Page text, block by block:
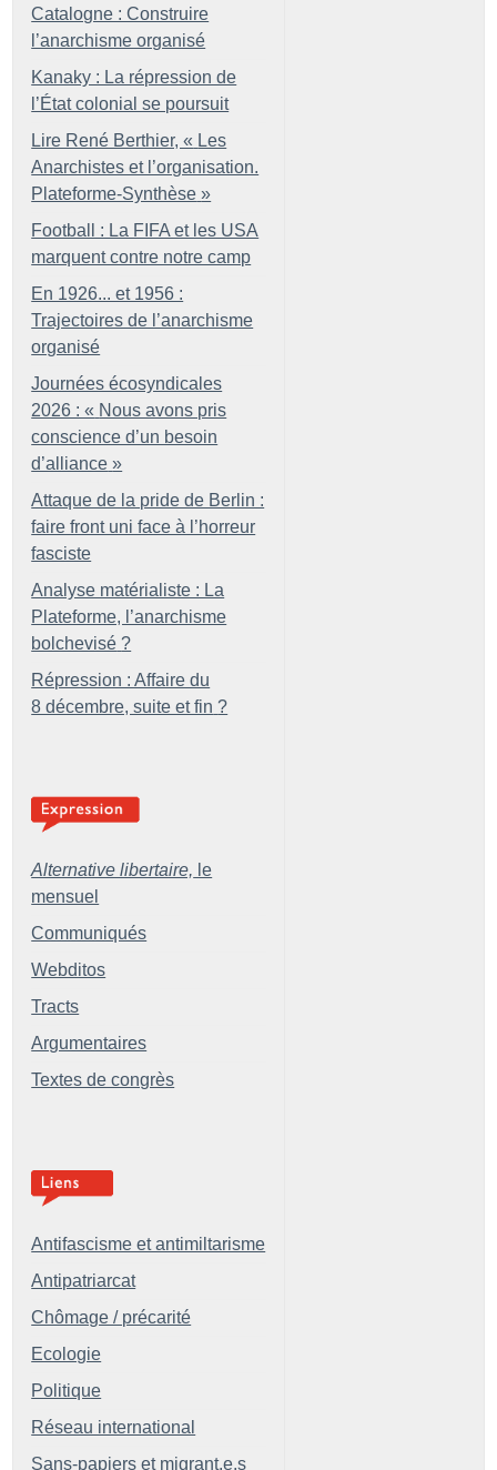
Catalogne : Construire
l’anarchisme organisé
Kanaky : La répression de
l’État colonial se poursuit
Lire René Berthier, « Les
Anarchistes et l’organisation.
Plateforme-Synthèse »
Football : La FIFA et les USA
marquent contre notre camp
En 1926... et 1956 :
Trajectoires de l’anarchisme
organisé
Journées écosyndicales
2026 : « Nous avons pris
conscience d’un besoin
d’alliance »
Attaque de la pride de Berlin :
faire front uni face à l’horreur
fasciste
Analyse matérialiste : La
Plateforme, l’anarchisme
bolchevisé ?
Répression : Affaire du
8 décembre, suite et fin ?
Alternative libertaire, le
mensuel
Communiqués
Webditos
Tracts
Argumentaires
Textes de congrès
Antifascisme et antimiltarisme
Antipatriarcat
Chômage / précarité
Ecologie
Politique
Réseau international
Sans-papiers et migrant.e.s